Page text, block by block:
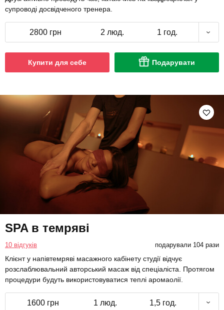
супроводі досвідченого тренера.
2800 грн 2 люд. 1 год.
Купити для себе Подарувати
SPA в темряві
10 відгуків подарували 104 рази
Клієнт у напівтемряві масажного кабінету студії відчує
розслаблювальний авторський масаж від спеціаліста. Протягом
процедури будуть використовуватися теплі аромаолії.
1600 грн 1 люд. 1,5 год.